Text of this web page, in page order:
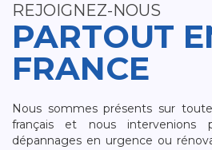
REJOIGNEZ-NOUS
PARTOUT
FRANCE
Nous sommes présents sur
français et nous intervenions
dépannages en urgence ou